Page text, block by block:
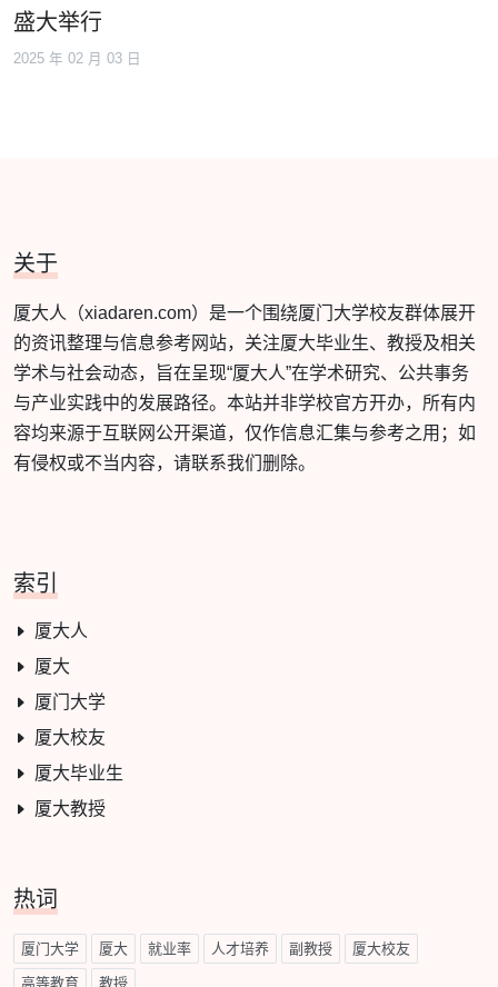
盛大举行
2025 年 02 月 03 日
关于
厦大人（xiadaren.com）是一个围绕厦门大学校友群体展开
的资讯整理与信息参考网站，关注厦大毕业生、教授及相关
学术与社会动态，旨在呈现“厦大人”在学术研究、公共事务
与产业实践中的发展路径。本站并非学校官方开办，所有内
容均来源于互联网公开渠道，仅作信息汇集与参考之用；如
有侵权或不当内容，请联系我们删除。
索引
厦大人
厦大
厦门大学
厦大校友
厦大毕业生
厦大教授
热词
厦门大学 厦大 就业率 人才培养 副教授 厦大校友
高等教育 教授